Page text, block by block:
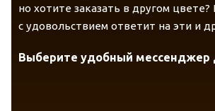
но хотите заказать в другом
с удовольствием ответит на эти и
Выберите удобный мессенджер